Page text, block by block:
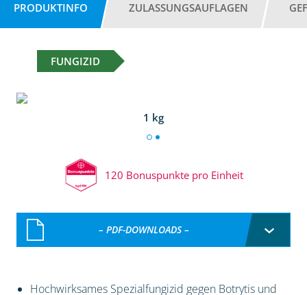
PRODUKTINFO ZULASSUNGSAUFLAGEN
FUNGIZID
1 kg
120 Bonuspunkte pro Einheit
– PDF-DOWNLOADS –
Hochwirksames Spezialfungizid gegen Botrytis und